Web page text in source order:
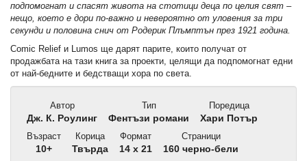
подпомогнат и спасят живота на стотици деца по целия свят –
нещо, което е дори по-важно и невероятно от уловения за три
секунди и половина снич от Родерик Плъмптън през 1921 година.
Comic Relief и Lumos ще дарят парите, които получат от
продажбата на тази книга за проекти, целящи да подпомогнат едни
от най-бедните и бедстващи хора по света.
Автор
Дж. К. Роулинг
Тип
Фентъзи романи
Поредица
Хари Потър
Възраст
10+
Корица
Твърда
Формат
14 x 21
Страници
160 черно-бели